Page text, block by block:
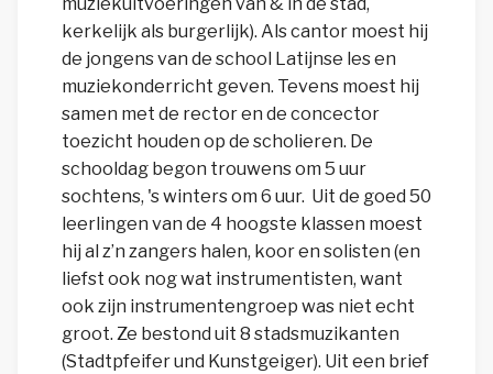
kerkelijk als burgerlijk). Als cantor moest hij
de jongens van de school Latijnse les en
muziekonderricht geven. Tevens moest hij
samen met de rector en de concector
toezicht houden op de scholieren. De
schooldag begon trouwens om 5 uur
sochtens, 's winters om 6 uur. Uit de goed 50
leerlingen van de 4 hoogste klassen moest
hij al z’n zangers halen, koor en solisten (en
liefst ook nog wat instrumentisten, want
ook zijn instrumentengroep was niet echt
groot. Ze bestond uit 8 stadsmuzikanten
(Stadtpfeifer und Kunstgeiger). Uit een brief